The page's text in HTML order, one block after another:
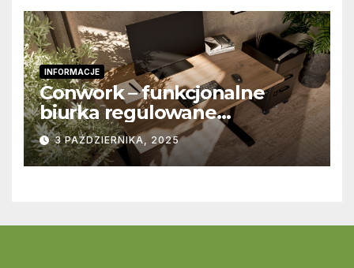
INFORMACJE
Conwork – funkcjonalne
biurka regulowane
stworzone z myślą o
nowoczesnych
przestrzeniach pracy
3 PAŹDZIERNIKA, 2025